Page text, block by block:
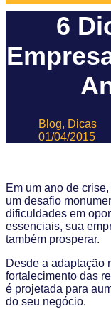
6
Blog, Dicas
01/04/2015
Em um ano de
um desafio
dificuldades em
essenciais, sua
também prosperar.
Desde a adaptação
fortalecimento das
é projetada para
do seu negócio.